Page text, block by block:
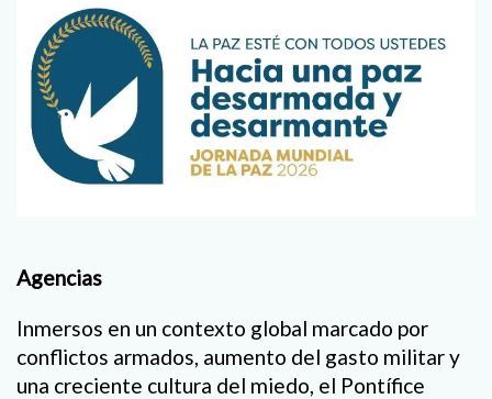
Agencias
Inmersos en un contexto global marcado por
conflictos armados, aumento del gasto militar y
una creciente cultura del miedo, el Pontífice